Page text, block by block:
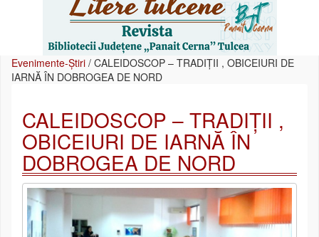
Evenimente-Știri / CALEIDOSCOP – TRADIȚII , OBICEIURI DE
IARNĂ ÎN DOBROGEA DE NORD
CALEIDOSCOP – TRADIȚII ,
OBICEIURI DE IARNĂ ÎN
DOBROGEA DE NORD